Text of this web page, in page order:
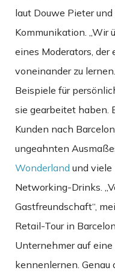
laut Douwe Pieter
Kommunikation. „Wir
eines Moderators, der
voneinander zu
Beispiele für
sie gearbeitet haben.
Kunden nach
ungeahnten
Wonderland und viele
Networking-Drinks.
Gastfreundschaft“,
Retail-Tour in
Unternehmer auf
kennenlernen.